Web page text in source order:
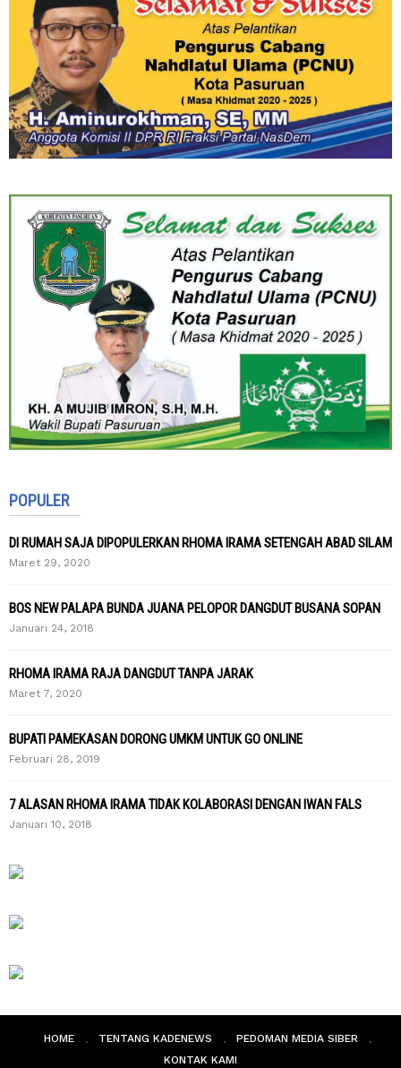
POPULER
DI RUMAH SAJA DIPOPULERKAN RHOMA IRAMA SETENGAH ABAD SILAM
Maret 29, 2020
BOS NEW PALAPA BUNDA JUANA PELOPOR DANGDUT BUSANA SOPAN
Januari 24, 2018
RHOMA IRAMA RAJA DANGDUT TANPA JARAK
Maret 7, 2020
BUPATI PAMEKASAN DORONG UMKM UNTUK GO ONLINE
Februari 28, 2019
7 ALASAN RHOMA IRAMA TIDAK KOLABORASI DENGAN IWAN FALS
Januari 10, 2018
HOME TENTANG KADENEWS
PEDOMAN MEDIA SIBER
KONTAK KAMI